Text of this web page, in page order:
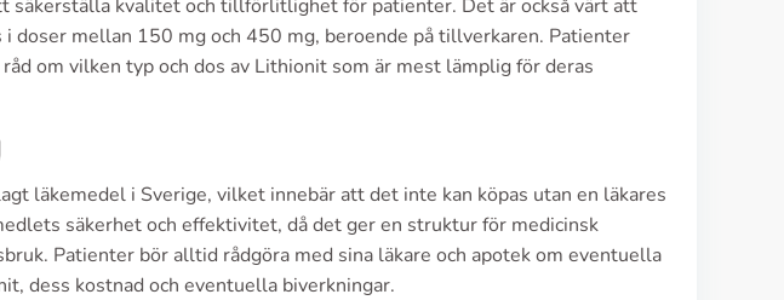
säkerställa kvalitet och tillförlitlighet för patienter. Det är också värt att
doser mellan 150 mg och 450 mg, beroende på tillverkaren. Patienter
om vilken typ och dos av Lithionit som är mest lämplig för deras
läkemedel i Sverige, vilket innebär att det inte kan köpas utan en läkares
säkerhet och effektivitet, då det ger en struktur för medicinsk
Patienter bör alltid rådgöra med sina läkare och apotek om eventuella
dess kostnad och eventuella biverkningar.